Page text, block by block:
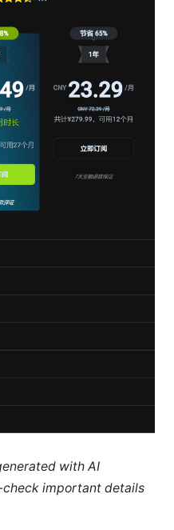
with AI
check important details